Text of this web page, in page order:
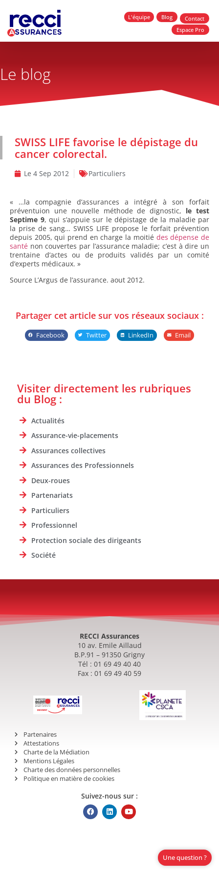
L'équipe Blog
Contact
Espace Pro
Le blog
SWISS LIFE favorise le dépistage du
cancer colorectal.
Le 4 Sep 2012 Particuliers
« …la compagnie d’assurances a intégré à son forfait
préventuion une nouvelle méthode de dignostic, le test
Septime 9, qui s’appuie sur le dépistage de la maladie par
la prise de sang… SWISS LIFE propose le forfait prévention
depuis 2005, qui prend en charge la moitié des dépense de
santé non couvertes par l’assurance maladie; c’est à dire un
trentaine d’actes ou de produits validés par un comité
d’experts médicaux. »
Source L’Argus de l’assurance. aout 2012.
Partager cet article sur vos réseaux sociaux :
Facebook Twitter LinkedIn Email
Visiter directement les rubriques
du Blog :
Actualités
Assurance-vie-placements
Assurances collectives
Assurances des Professionnels
Deux-roues
Partenariats
Particuliers
Professionnel
Protection sociale des dirigeants
Société
RECCI Assurances
10 av. Emile Aillaud
B.P.91 – 91350 Grigny
Tél : 01 69 49 40 40
Fax : 01 69 49 40 59
Partenaires
Attestations
Charte de la Médiation
Mentions Légales
Charte des données personnelles
Politique en matière de cookies
Une question ?
Suivez-nous sur :